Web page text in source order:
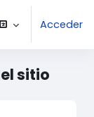
Acceder
sitio